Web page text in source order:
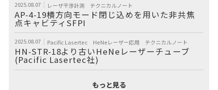
2025.08.07 レーザ干渉計測 テクニカルノート
AP-4-19横方向モード閉じ込めを用いた非共焦
点キャビティSFPI
2025.08.07 Pacific Lasertec HeNeレーザー応用 テクニカルノート
HN-STR-18より古いHeNeレーザーチューブ
(Pacific Lasertec社)
もっと見る